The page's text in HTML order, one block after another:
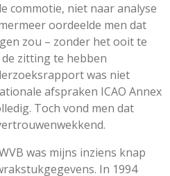
commotie, niet naar analyse
oordeelde men dat
zou – zonder het ooit te
zitting te hebben
was niet
afspraken ICAO Annex
Toch vond men dat
was mijns inziens knap
In 1994